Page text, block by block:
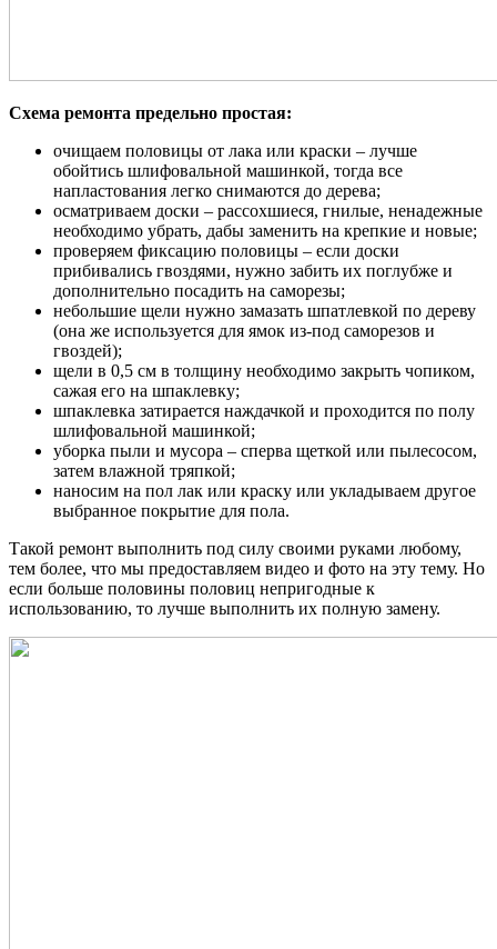
Схема ремонта предельно простая:
очищаем половицы от лака или краски – лучше
обойтись шлифовальной машинкой, тогда все
напластования легко снимаются до дерева;
осматриваем доски – рассохшиеся, гнилые, ненадежные
необходимо убрать, дабы заменить на крепкие и новые;
проверяем фиксацию половицы – если доски
прибивались гвоздями, нужно забить их поглубже и
дополнительно посадить на саморезы;
небольшие щели нужно замазать шпатлевкой по дереву
(она же используется для ямок из-под саморезов и
гвоздей);
щели в 0,5 см в толщину необходимо закрыть чопиком,
сажая его на шпаклевку;
шпаклевка затирается наждачкой и проходится по полу
шлифовальной машинкой;
уборка пыли и мусора – сперва щеткой или пылесосом,
затем влажной тряпкой;
наносим на пол лак или краску или укладываем другое
выбранное покрытие для пола.
Такой ремонт выполнить под силу своими руками любому,
тем более, что мы предоставляем видео и фото на эту тему. Но
если больше половины половиц непригодные к
использованию, то лучше выполнить их полную замену.